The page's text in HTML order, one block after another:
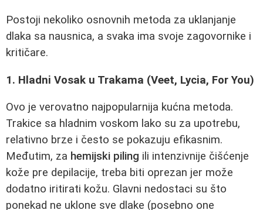
Postoji nekoliko osnovnih metoda za uklanjanje
dlaka sa nausnica, a svaka ima svoje zagovornike i
kritičare.
1. Hladni Vosak u Trakama (Veet, Lycia, For You)
Ovo je verovatno najpopularnija kućna metoda.
Trakice sa hladnim voskom lako su za upotrebu,
relativno brze i često se pokazuju efikasnim.
Međutim, za hemijski piling ili intenzivnije čišćenje
kože pre depilacije, treba biti oprezan jer može
dodatno iritirati kožu. Glavni nedostaci su što
ponekad ne uklone sve dlake (posebno one